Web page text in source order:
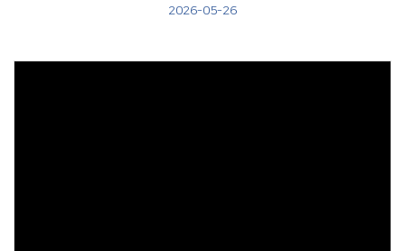
2026-05-26